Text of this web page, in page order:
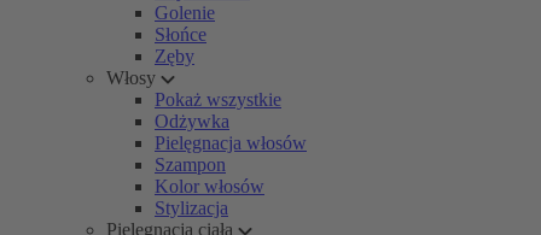
Golenie
Słońce
Zęby
Włosy
Pokaż wszystkie
Odżywka
Pielęgnacja włosów
Szampon
Kolor włosów
Stylizacja
Pielęgnacja ciała